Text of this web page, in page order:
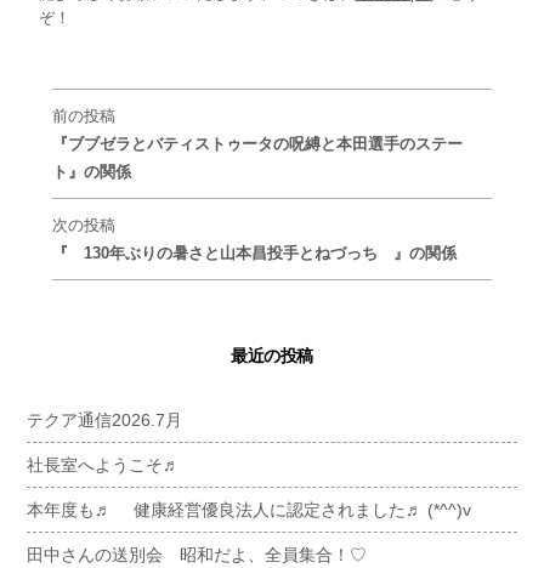
ぞ！
前の投稿
『ブブゼラとバティストゥータの呪縛と本田選手のステー
ト』の関係
次の投稿
『 130年ぶりの暑さと山本昌投手とねづっち 』の関係
最近の投稿
テクア通信2026.7月
社長室へようこそ♬
本年度も♬ 健康経営優良法人に認定されました♬ (*^^)v
田中さんの送別会 昭和だよ、全員集合！♡